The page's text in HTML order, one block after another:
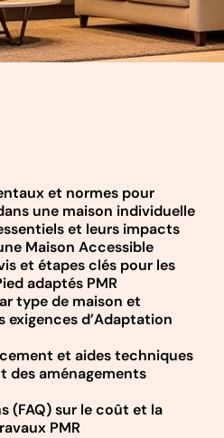
et normes pour
une maison individuelle
et leurs impacts
Maison Accessible
et étapes clés pour les
adaptés PMR
type de maison et
exigences d’Adaptation
et aides techniques
des aménagements
(FAQ) sur le coût et la
PMR